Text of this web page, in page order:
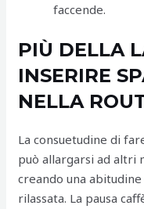
faccende.
PIÙ DELLA
INSERIRE
NELLA
La consuetudine di
può allargarsi ad altri
creando una
rilassata. La pausa